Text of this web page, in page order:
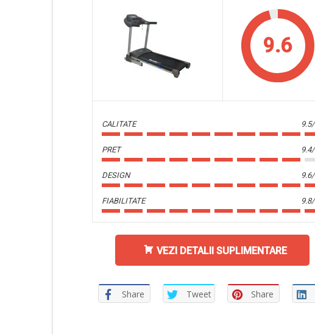
9.6
CALITATE
PRET
DESIGN
FIABILITATE
VEZI DETALII SUPLIMENTARE
Share Tweet Share